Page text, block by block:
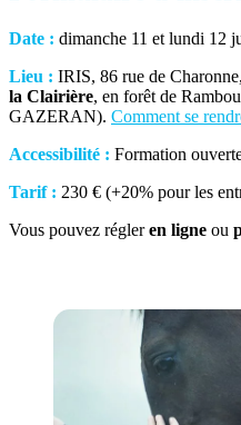
Date : dimanche 11 et lundi 12
Lieu : IRIS, 86 rue de
la Clairière, en forêt de
GAZERAN). Comment se
Accessibilité : Formation
Tarif : 230 € (+20% pour les
Vous pouvez régleren ligne ou